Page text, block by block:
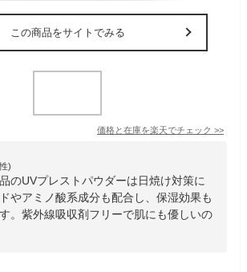
この商品をサイトでみる
価格と在庫を楽天でチェック >>
)
のUVプレストパウダーは日焼け対策に
やアミノ酸系成分も配合し、保湿効果も
。紫外線吸収剤フリーで肌にも優しいの